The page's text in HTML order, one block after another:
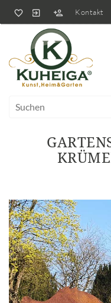
Kontakt